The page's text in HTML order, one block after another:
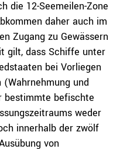
die 12-Seemeilen-Zone
daher auch im
Zugang zu Gewässern
gilt, dass Schiffe unter
bei Vorliegen
und
bestimmte befischte
weder
innerhalb der zwölf
von